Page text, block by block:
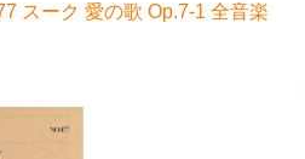
スーク 愛の歌 Op.7-1 全音楽